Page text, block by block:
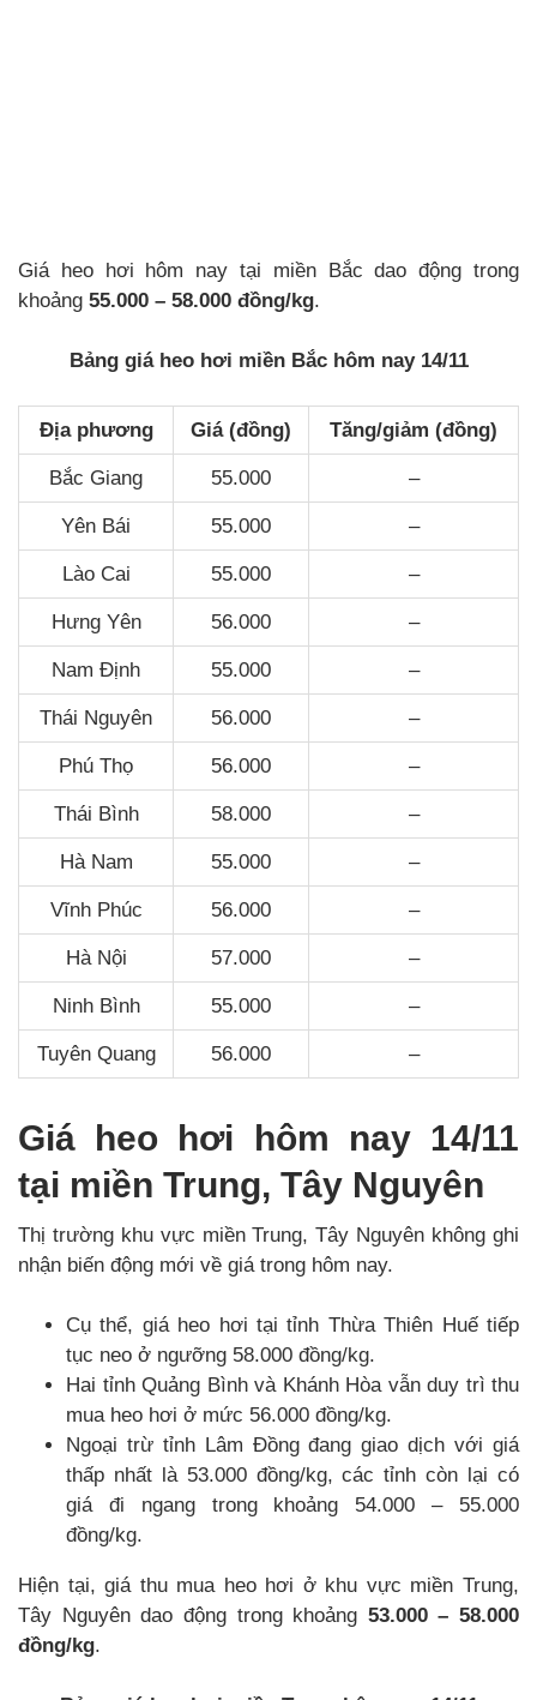
Giá heo hơi hôm nay tại miền Bắc dao động trong
khoảng 55.000 – 58.000 đồng/kg.
Bảng giá heo hơi miền Bắc hôm nay 14/11
Địa phương Giá (đồng) Tăng/giảm (đồng)
Bắc Giang 55.000 –
Yên Bái 55.000 –
Lào Cai 55.000 –
Hưng Yên 56.000 –
Nam Định 55.000 –
Thái Nguyên 56.000 –
Phú Thọ 56.000 –
Thái Bình 58.000 –
Hà Nam 55.000 –
Vĩnh Phúc 56.000 –
Hà Nội 57.000 –
Ninh Bình 55.000 –
Tuyên Quang 56.000 –
Giá heo hơi hôm nay 14/11
tại miền Trung, Tây Nguyên
Thị trường khu vực miền Trung, Tây Nguyên không ghi
nhận biến động mới về giá trong hôm nay.
Cụ thể, giá heo hơi tại tỉnh Thừa Thiên Huế tiếp
tục neo ở ngưỡng 58.000 đồng/kg.
Hai tỉnh Quảng Bình và Khánh Hòa vẫn duy trì thu
mua heo hơi ở mức 56.000 đồng/kg.
Ngoại trừ tỉnh Lâm Đồng đang giao dịch với giá
thấp nhất là 53.000 đồng/kg, các tỉnh còn lại có
giá đi ngang trong khoảng 54.000 – 55.000
đồng/kg.
Hiện tại, giá thu mua heo hơi ở khu vực miền Trung,
Tây Nguyên dao động trong khoảng 53.000 – 58.000
đồng/kg.